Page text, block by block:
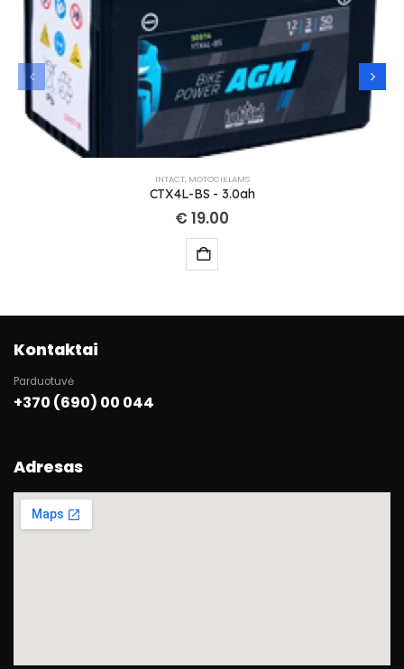
INTACT, MOTOCIKLAMS
CTX4L-BS - 3.0ah
€ 19.00
Kontaktai
Parduotuvė
+370 (690) 00 044
Adresas